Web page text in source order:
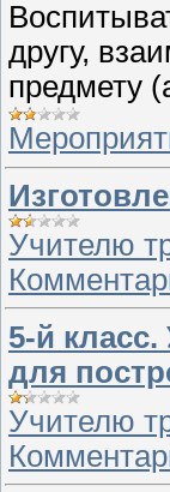
другу,
предмету
Учителю
5-й
для
Учителю